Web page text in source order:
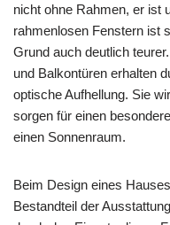
nicht ohne Rahmen, er ist
rahmenlosen Fenstern ist
Grund auch deutlich
und Balkontüren erhalten
optische Aufhellung. Sie
sorgen für einen
einen Sonnenraum.
Beim Design eines
Bestandteil der